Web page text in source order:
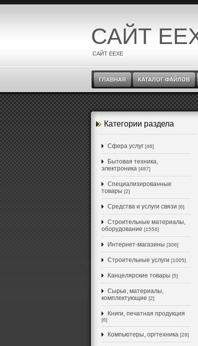
САЙТ
САЙТ EEXE
ГЛАВНАЯ КАТАЛОГ ФАЙЛОВ
Категории раздела
Cфера услуг [46]
Бытовая техника,
электроника [487]
Специализированные
товары [2]
Средства и услуги связи [6]
Строительные материалы,
оборудование [1556]
Интернет-магазины [306]
Строительные услуги [1005]
Канцелярские товары [5]
Сырье, материалы,
комплектующие [2]
Книги, печатная продукция
[6]
Компьютеры, оргтехника [28]